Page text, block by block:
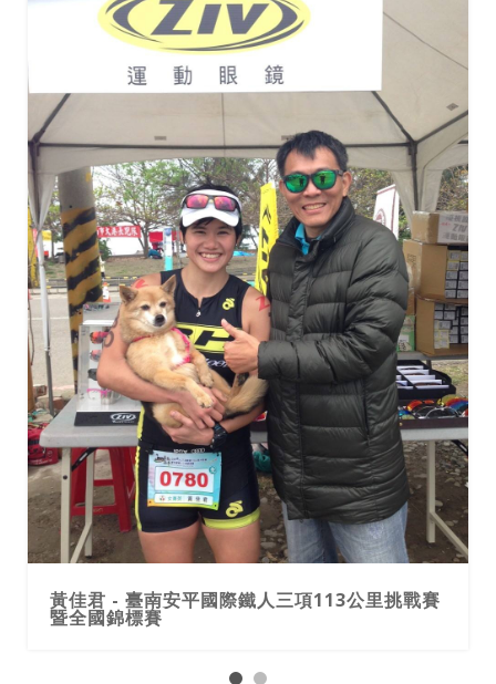
黃佳君 - 臺南安平國際鐵人三項113公里挑戰賽
暨全國錦標賽